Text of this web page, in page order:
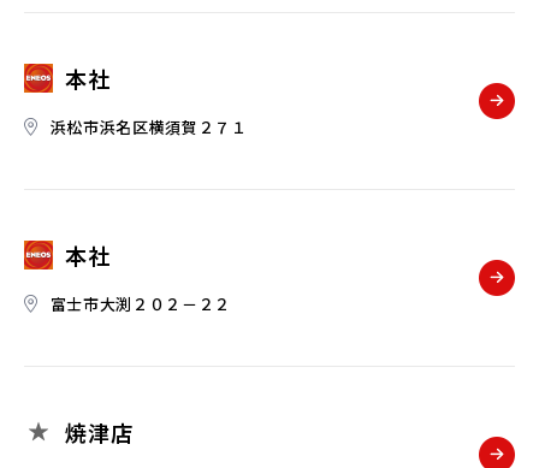
本社
浜松市浜名区横須賀２７１
本社
富士市大渕２０２－２２
焼津店